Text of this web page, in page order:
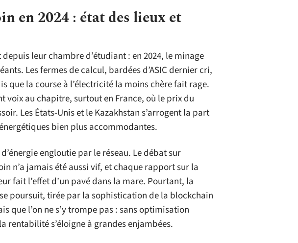
en 2024 : état des lieux et
leur chambre d’étudiant : en 2024, le minage
Les fermes de calcul, bardées d’ASIC dernier cri,
que la course à l’électricité la moins chère fait rage.
voix au chapitre, surtout en France, où le prix du
Les États-Unis et le Kazakhstan s’arrogent la part
bien plus accommodantes.
engloutie par le réseau. Le débat sur
n’a jamais été aussi vif, et chaque rapport sur la
fait l’effet d’un pavé dans la mare. Pourtant, la
poursuit, tirée par la sophistication de la blockchain
que l’on ne s’y trompe pas : sans optimisation
rentabilité s’éloigne à grandes enjambées.